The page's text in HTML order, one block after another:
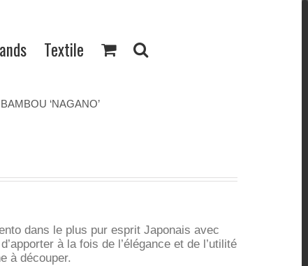
Textile
‘NAGANO’
dans le plus pur esprit Japonais avec
à la fois de l’élégance et de l’utilité
à découper.